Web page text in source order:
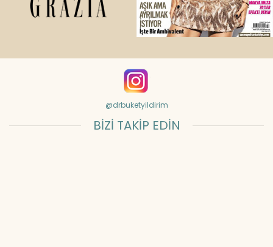
@drbuketyildirim
BİZİ TAKİP EDİN